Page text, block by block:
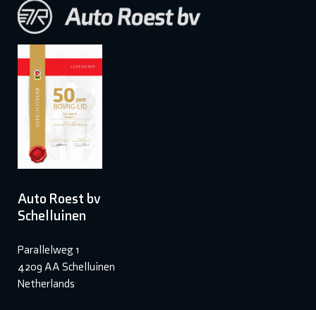
Auto Roest bv
Schelluinen
Parallelweg 1
4209 AA Schelluinen
Netherlands